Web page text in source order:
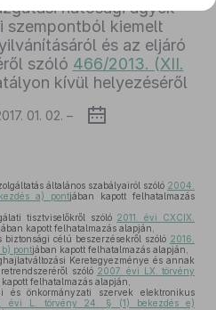
hatósági ügyek
szempontból kiemelt
és az eljáró
szóló 466/2013. (XII.
kívül helyezéséről
01. 02. –
általános szabályairól szóló 2004.
a) pontjában kapott felhatalmazás
tisztviselőkről szóló 2011. évi CXCIX.
jában kapott felhatalmazás alapján,
célú beszerzésekről szóló 2016.
pontjában kapott felhatalmazás alapján,
Keretegyezménye és annak
szóló 2007. évi LX. törvény
felhatalmazás alapján,
önkormányzati szervek elektronikus
évi L. törvény 24. § (1) bekezdés e)